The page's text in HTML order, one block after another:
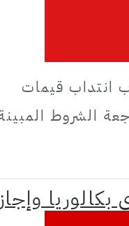
انتداب قيمات
الشروط